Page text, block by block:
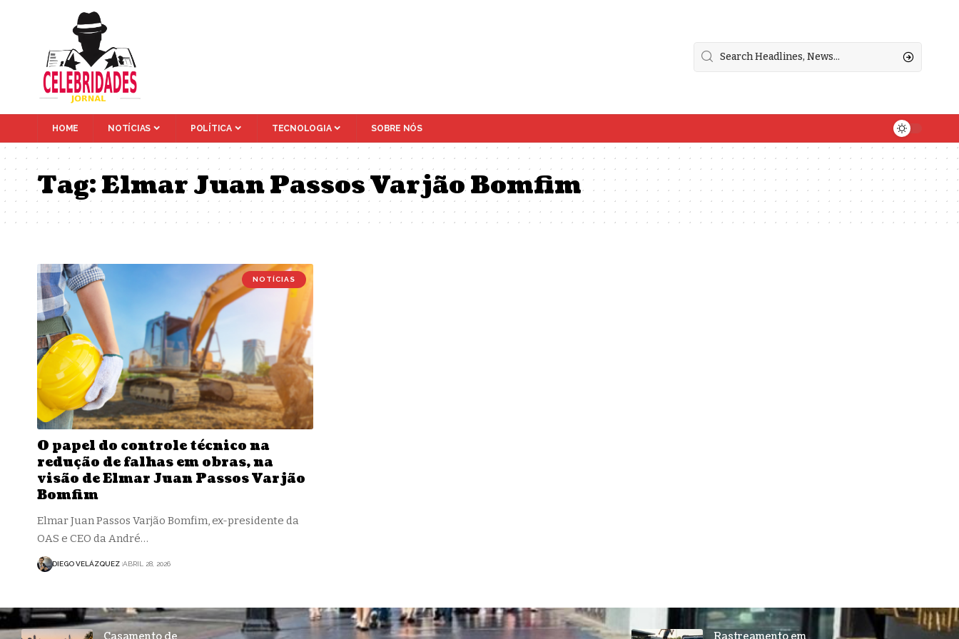
HOME NOTÍCIAS POLÍTICA TECNOLOGIA SOBRE NÓS
Tag:Elmar Juan Passos Varjão Bomfim
NOTÍCIAS
O papel do controle técnico na
redução de falhas em obras, na
visão de Elmar Juan Passos Varjão
Bomfim
Elmar Juan Passos Varjão Bomfim, ex-presidente da
OAS e CEO da André…
DIEGO VELÁZQUEZ ABRIL 28, 2026